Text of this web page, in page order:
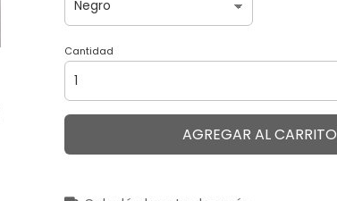
Cantidad
AGREGAR AL CARRITO